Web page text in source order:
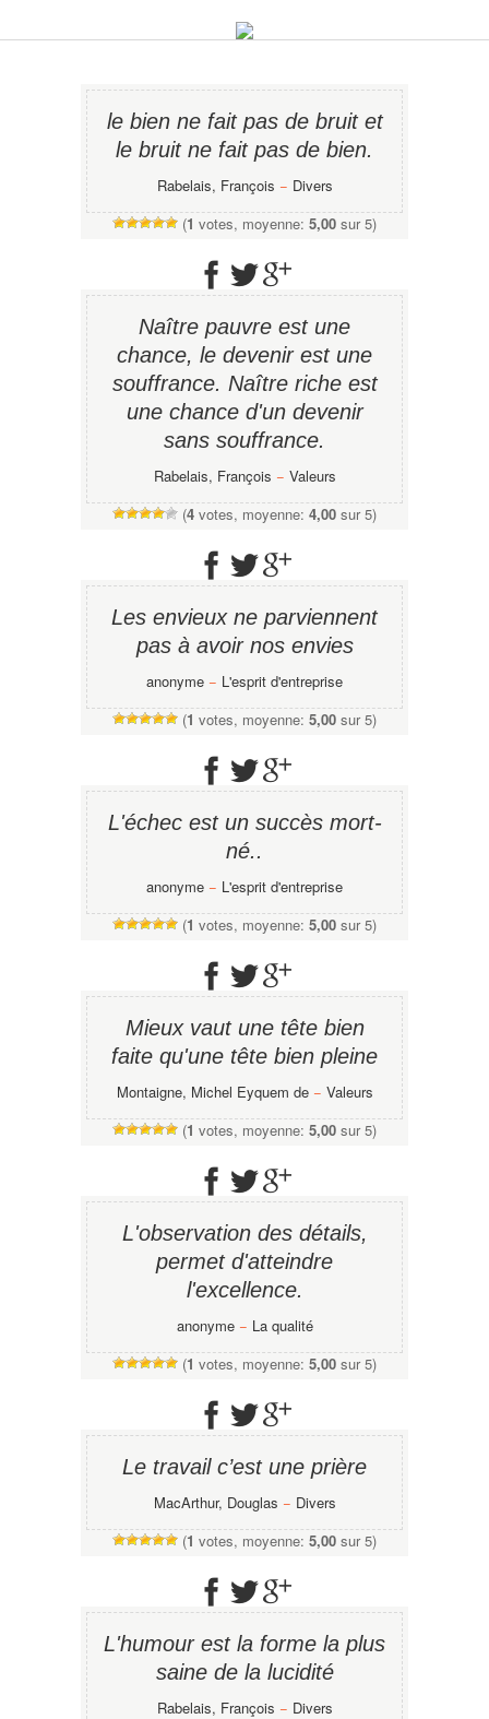
le bien ne fait pas de bruit et
le bruit ne fait pas de bien.
Rabelais, François − Divers
(1 votes, moyenne: 5,00 sur 5)
Naître pauvre est une
chance, le devenir est une
souffrance. Naître riche est
une chance d'un devenir
sans souffrance.
Rabelais, François − Valeurs
(4 votes, moyenne: 4,00 sur 5)
Les envieux ne parviennent
pas à avoir nos envies
anonyme − L'esprit d'entreprise
(1 votes, moyenne: 5,00 sur 5)
L'échec est un succès mort-
né..
anonyme − L'esprit d'entreprise
(1 votes, moyenne: 5,00 sur 5)
Mieux vaut une tête bien
faite qu'une tête bien pleine
Montaigne, Michel Eyquem de− Valeurs
(1 votes, moyenne: 5,00 sur 5)
L'observation des détails,
permet d'atteindre
l'excellence.
anonyme− La qualité
(1 votes, moyenne: 5,00 sur 5)
Le travail c’est une prière
MacArthur, Douglas − Divers
(1 votes, moyenne: 5,00 sur 5)
L'humour est la forme la plus
saine de la lucidité
Rabelais, François − Divers